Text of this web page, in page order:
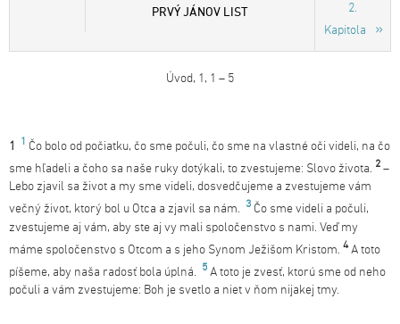
PRVÝ JÁNOV LIST
2.
Kapitola
Úvod, 1, 1 – 5
1 1 Čo bolo od počiatku, čo sme počuli, čo sme na vlastné oči videli, na čo
sme hľadeli a čoho sa naše ruky dotýkali, to zvestujeme: Slovo života. 2 –
Lebo zjavil sa život a my sme videli, dosvedčujeme a zvestujeme vám
večný život, ktorý bol u Otca a zjavil sa nám. 3 Čo sme videli a počuli,
zvestujeme aj vám, aby ste aj vy mali spoločenstvo s nami. Veď my
máme spoločenstvo s Otcom a s jeho Synom Ježišom Kristom. 4A toto
píšeme, aby naša radosť bola úplná. 5 A toto je zvesť, ktorú sme od neho
počuli a vám zvestujeme: Boh je svetlo a niet v ňom nijakej tmy.